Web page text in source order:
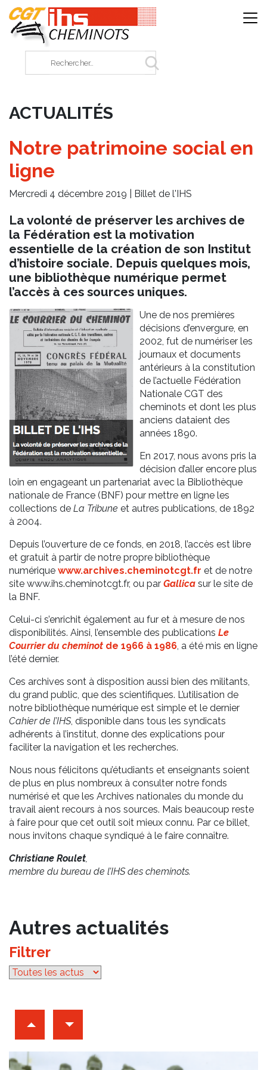
ACTUALITÉS
Notre patrimoine social en
ligne
Mercredi 4 décembre 2019 | Billet de l'IHS
La volonté de préserver les archives de
la Fédération est la motivation
essentielle de la création de son Institut
d’histoire sociale. Depuis quelques mois,
une bibliothèque numérique permet
l’accès à ces sources uniques.
Une de nos premières
décisions d’envergure, en
2002, fut de numériser les
journaux et documents
antérieurs à la constitution
de l’actuelle Fédération
Nationale CGT des
cheminots et dont les plus
anciens dataient des
années 1890.
En 2017, nous avons pris la
décision d’aller encore plus
loin en engageant un partenariat avec la Bibliothèque
nationale de France (BNF) pour mettre en ligne les
collections de La Tribune et autres publications, de 1892
à 2004.
Depuis l’ouverture de ce fonds, en 2018, l’accès est libre
et gratuit à partir de notre propre bibliothèque
numérique www.archives.cheminotcgt.fr et de notre
site www.ihs.cheminotcgt.fr, ou par Gallica sur le site de
la BNF.
Celui-ci s’enrichit également au fur et à mesure de nos
disponibilités. Ainsi, l’ensemble des publications Le
Courrier du cheminot de 1966 à 1986, a été mis en ligne
l’été dernier.
Ces archives sont à disposition aussi bien des militants,
du grand public, que des scientifiques. L’utilisation de
notre bibliothèque numérique est simple et le dernier
Cahier de l’IHS, disponible dans tous les syndicats
adhérents à l’institut, donne des explications pour
faciliter la navigation et les recherches.
Nous nous félicitons qu’étudiants et enseignants soient
de plus en plus nombreux à consulter notre fonds
numérisé et que les Archives nationales du monde du
travail aient recours à nos sources. Mais beaucoup reste
à faire pour que cet outil soit mieux connu. Par ce billet,
nous invitons chaque syndiqué à le faire connaître.
Christiane Roulet,
membre du bureau de l’IHS des cheminots.
Autres actualités
Filtrer
Archives d'articles
Panneau de gestion des cookies